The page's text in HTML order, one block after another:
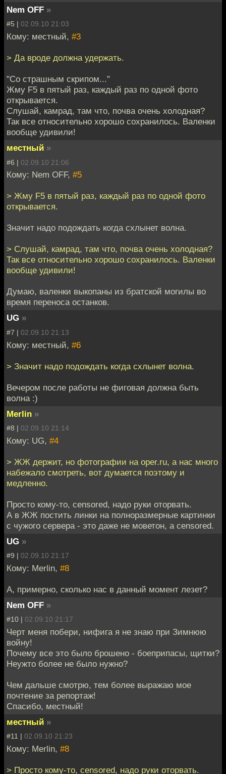
Nem OFF »
#5 | 02.09.10 21:03
Кому: местный, #3
> Да вроде должна удержать.
"Со страшным скрипом..."
Жму F5 в пятый раз, каждый раз по одной фото
открывается.
Слушай, камрад, там что, почва очень холодная?
Так все относительно хорошо сохранилось. Валенки
вообще удивили!
местный »
#6 | 02.09.10 21:06
Кому: Nem OFF, #5
> Жму F5 в пятый раз, каждый раз по одной фото
открывается.
Значит надо подождать когда схлынет волна.
> Слушай, камрад, там что, почва очень холодная?
Так все относительно хорошо сохранилось. Валенки
вообще удивили!
Думаю, валенки выкопаны из братской могилы во
время переноса останков.
UG »
#7 | 02.09.10 21:13
Кому: местный, #6
> Значит надо подождать когда схлынет волна.
Вечером после работы не фиговая должна быть
волна :)
Merlin »
#8 | 02.09.10 21:14
Кому: UG, #4
> ЖЖ держит, но фотографии на oper.ru, а нас много
набежало смотреть, вот думается поэтому и
медленно.
Просто кому-то, censored, надо руки оторвать.
А в ЖЖ постить линки на полноразмерные картинки
с чужого сервера - это даже не моветон, а censored.
UG »
#9 | 02.09.10 21:17
Кому: Merlin, #8
А, примерно, сколько нас в данный момент лезет?
Nem OFF »
#10 | 02.09.10 21:17
Черт меня побери, нифига я не знаю при Зимнюю
войну!
Почему все это было брошено - боеприпасы, щитки?
Неужто более не было нужно?
Чем дальше смотрю, тем более выражаю мое
почтение за репортаж!
Спасибо, местный!
местный »
#11 | 02.09.10 21:23
Кому: Merlin, #8
> Просто кому-то, censored, надо руки оторвать.